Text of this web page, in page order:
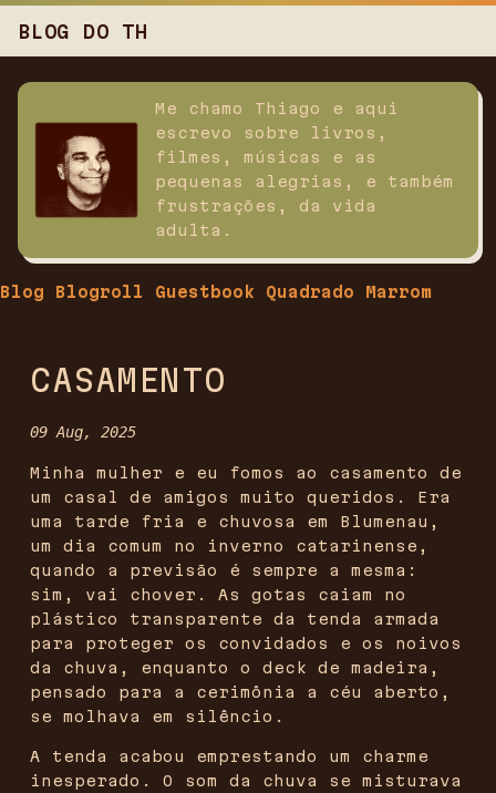
BLOG DO TH
Me chamo Thiago e aqui
escrevo sobre livros,
filmes, músicas e as
pequenas alegrias, e também
frustrações, da vida
adulta.
Blog Blogroll Guestbook Quadrado Marrom
CASAMENTO
09 Aug, 2025
Minha mulher e eu fomos ao casamento de
um casal de amigos muito queridos. Era
uma tarde fria e chuvosa em Blumenau,
um dia comum no inverno catarinense,
quando a previsão é sempre a mesma:
sim, vai chover. As gotas caiam no
plástico transparente da tenda armada
para proteger os convidados e os noivos
da chuva, enquanto o deck de madeira,
pensado para a cerimônia a céu aberto,
se molhava em silêncio.
A tenda acabou emprestando um charme
inesperado. O som da chuva se misturava